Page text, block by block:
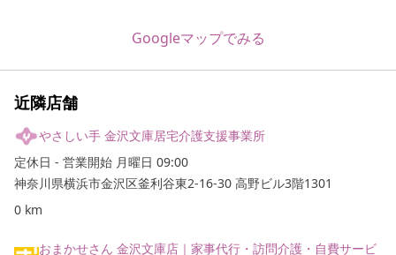
Googleマップでみる
近隣店舗
やさしい手 金沢文庫居宅介護支援事業所
定休日 - 営業開始 月曜日 09:00
神奈川県横浜市金沢区釜利谷東2-16-30 高野ビル3階1301
0 km
おまかせさん 金沢文庫店｜家事代行・訪問介護・自費サービ